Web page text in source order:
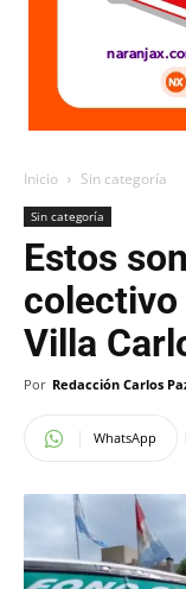
Inicio Sin categoría
Sin categoría
Estos
colectivo
Villa
Por Redacción Carlos
WhatsApp